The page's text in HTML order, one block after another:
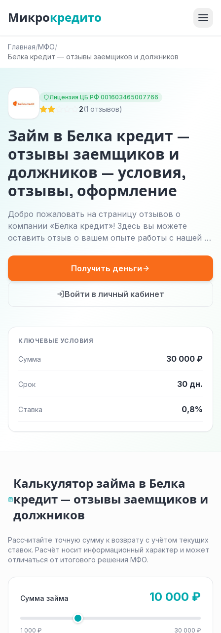
Микрокредито
Главная/МФО/
Белка кредит — отзывы заемщиков и должников
Лицензия ЦБ РФ 001603465007766
2(1 отзывов)
Займ в Белка кредит —
отзывы заемщиков и
должников — условия,
отзывы, оформление
Добро пожаловать на страницу отзывов о
компании «Белка кредит»! Здесь вы можете
оставить отзыв о вашем опыте работы с нашей …
Получить деньги
Войти в личный кабинет
КЛЮЧЕВЫЕ УСЛОВИЯ
Сумма 30 000 ₽
Срок 30 дн.
Ставка 0,8%
Калькулятор займа в Белка
кредит — отзывы заемщиков и
должников
Рассчитайте точную сумму к возврату с учётом текущих
ставок. Расчёт носит информационный характер и может
отличаться от итогового решения МФО.
Сумма займа 10 000 ₽
1 000 ₽ 30 000 ₽